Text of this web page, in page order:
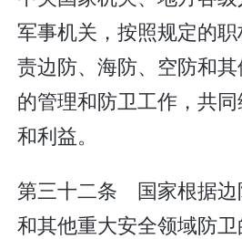
军事机关，按照规定的
责边防、海防、空防和
的管理和防卫工作，共
和利益。
第三十二条 国家根据边
和其他重大安全领域防